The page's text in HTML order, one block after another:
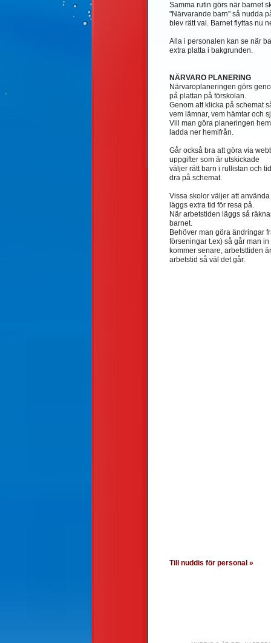
Samma rutin görs när barnet
"Närvarande barn" så nudda
blev rätt val. Barnet flyttas nu
Alla i personalen kan se när
extra platta i bakgrunden.
NÄRVARO PLANERING
Närvaroplaneringen görs
på plattan på förskolan.
Genom att klicka på schemat
vem lämnar, vem hämtar och
Vill man göra planeringen
ladda ner hemifrån.
Går också bra att göra via
uppgifter som är utskickade
väljer rätt barn i rullistan och
dra på schemat.
Vissa skolor väljer att
läggs extra tid för resa på.
När arbetstiden läggs så
barnet.
Behöver man göra ändringar
förseningar t.ex) så går man
kommer senare, arbetsttiden
arbetstid så väl det går.
Till nuddis för personal »